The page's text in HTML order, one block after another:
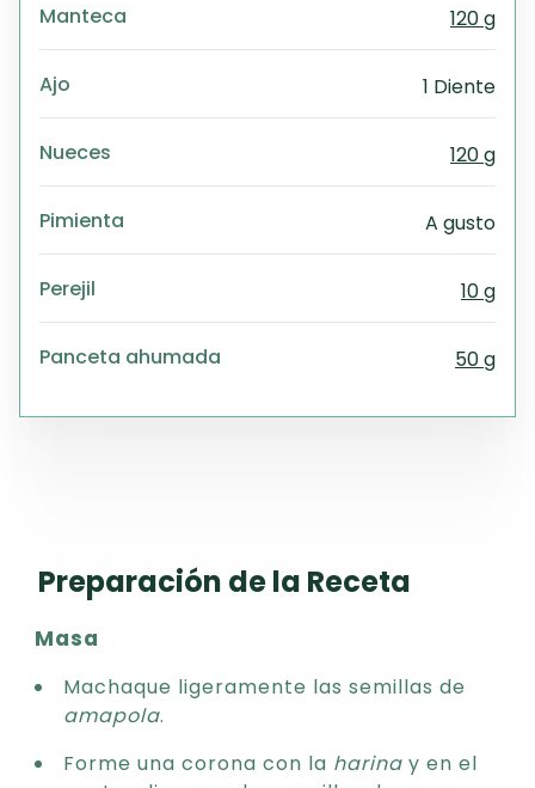
Manteca 120 g
Ajo 1 Diente
Nueces 120 g
Pimienta A gusto
Perejil 10 g
Panceta ahumada 50 g
Preparación de la Receta
Masa
Machaque ligeramente las semillas de
amapola.
Forme una corona con la harina y en el